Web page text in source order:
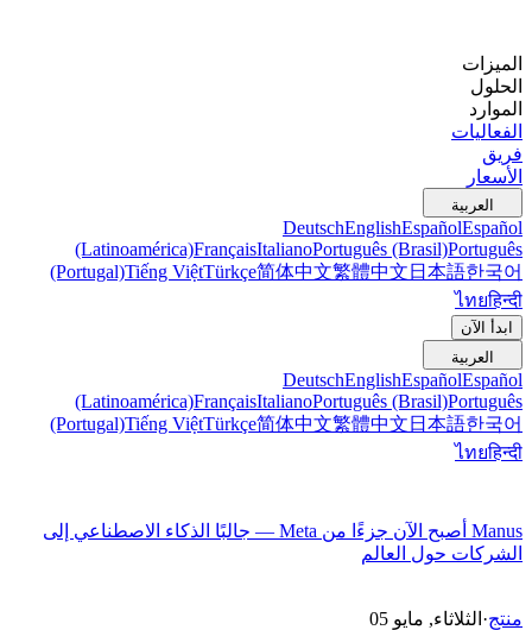
الميزات
الحلول
الموارد
الفعاليات
فريق
الأسعار
العربية
DeutschEnglishEspañolEspañol
(Latinoamérica)FrançaisItalianoPortuguês (Brasil)Português
(Portugal)Tiếng ViệtTürkçe简体中文繁體中文 日本語한국어
ไทยहिन्दी
ابدأ الآن
العربية
DeutschEnglishEspañolEspañol
(Latinoamérica)FrançaisItalianoPortuguês (Brasil)Português
(Portugal)Tiếng ViệtTürkçe简体中文繁體中文 日本語한국어
ไทยहिन्दी
Manus أصبح الآن جزءًا من Meta — جالبًا الذكاء الاصطناعي إلى
الشركات حول العالم
منتج· الثلاثاء, مايو 05